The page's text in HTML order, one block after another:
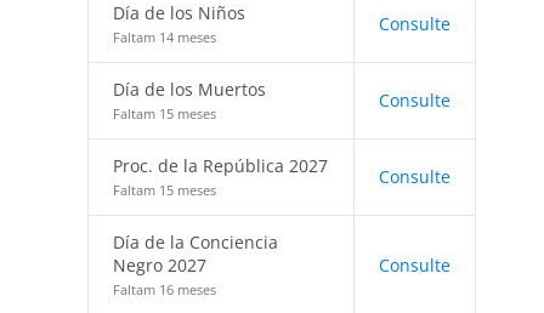
Día de los Niños
Faltam 14 meses
Consulte
Día de los Muertos
Faltam 15 meses
Consulte
Proc. de la República 2027
Faltam 15 meses
Consulte
Día de la Conciencia
Negro 2027
Faltam 16 meses
Consulte